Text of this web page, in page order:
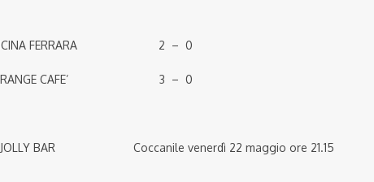
OFFICINA FERRARA 2 – 0
STRANGE CAFE’ 3 – 0
BAR Coccanile venerdì 22 maggio ore 21.15